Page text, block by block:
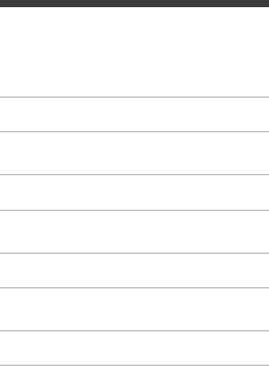
part à une programmation
une communauté à coeur ouvert
Piknic
de faireavec l’urbaniste Pierre St-Cyr
et entrepreneur Pierre-
Canada